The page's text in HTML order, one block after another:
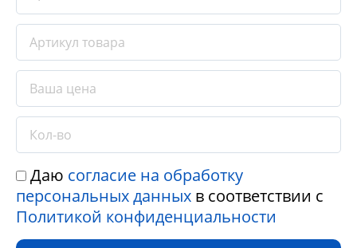
Даю согласие на обработку
персональных данных в соответствии с
Политикой конфиденциальности